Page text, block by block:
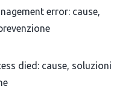
error: cause,
died: cause, soluzioni